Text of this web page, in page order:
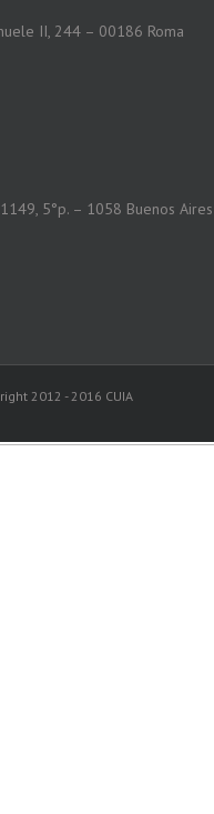
II, 244 – 00186 Roma
5°p. – 1058 Buenos Aires
2012 - 2016 CUIA